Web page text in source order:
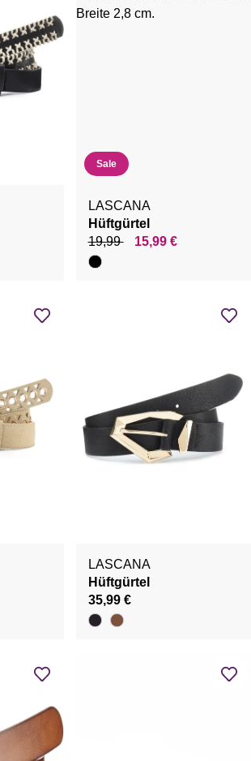
Sale
LASCANA
Hüftgürtel
19,99
15,99 €
LASCANA
Hüftgürtel
35,99 €